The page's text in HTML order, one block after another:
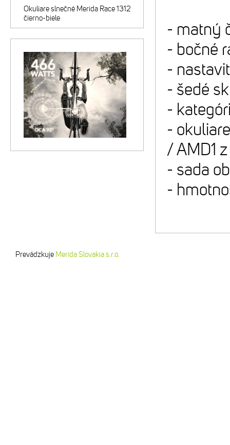
- matný
- bočné
-
- šedé
-
-
/ AMD1
- sada
-
Okuliare slnečné Merida Race 1312
čierno-biele
Prevádzkuje Merida Slovakia s.r.o.